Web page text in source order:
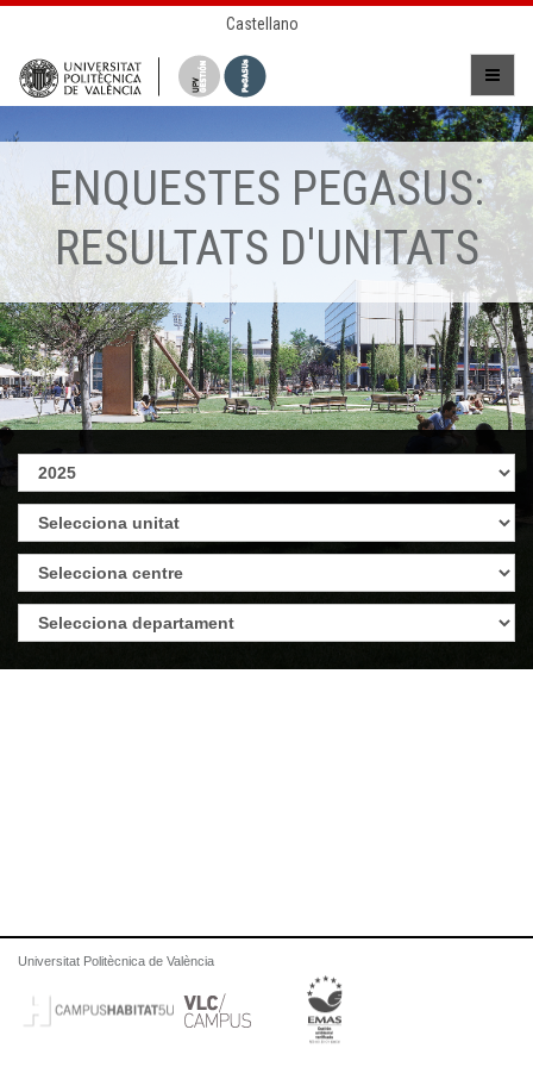
Castellano
ENQUESTES PEGASUS:
RESULTATS D'UNITATS
Universitat Politècnica de València